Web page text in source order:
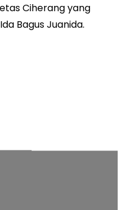
Ciherang yang
Bagus Juanida.